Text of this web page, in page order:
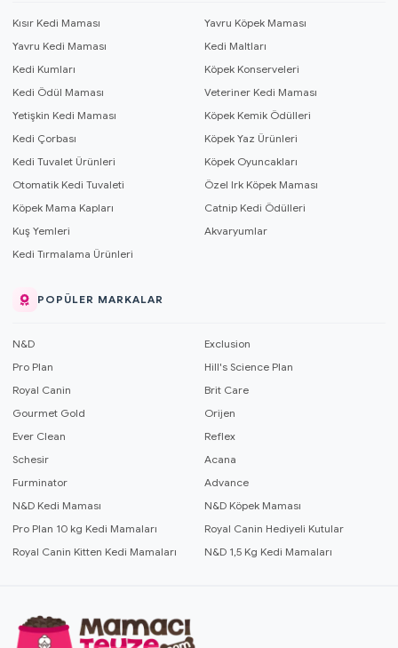
Kısır Kedi Maması
Yavru Köpek Maması
Yavru Kedi Maması
Kedi Maltları
Kedi Kumları
Köpek Konserveleri
Kedi Ödül Maması
Veteriner Kedi Maması
Yetişkin Kedi Maması
Köpek Kemik Ödülleri
Kedi Çorbası
Köpek Yaz Ürünleri
Kedi Tuvalet Ürünleri
Köpek Oyuncakları
Otomatik Kedi Tuvaleti
Özel Irk Köpek Maması
Köpek Mama Kapları
Catnip Kedi Ödülleri
Kuş Yemleri
Akvaryumlar
Kedi Tırmalama Ürünleri
POPÜLER MARKALAR
N&D
Exclusion
Pro Plan
Hill's Science Plan
Royal Canin
Brit Care
Gourmet Gold
Orijen
Ever Clean
Reflex
Schesir
Acana
Furminator
Advance
N&D Kedi Maması
N&D Köpek Maması
Pro Plan 10 kg Kedi Mamaları
Royal Canin Hediyeli Kutular
Royal Canin Kitten Kedi Mamaları
N&D 1,5 Kg Kedi Mamaları